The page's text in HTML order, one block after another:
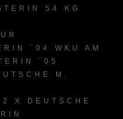
54 KG
´04 WKU AM
´05
M.
X DEUTSCHE